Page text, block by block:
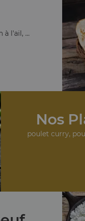
à l'ail, ...
Nos
poulet curry,